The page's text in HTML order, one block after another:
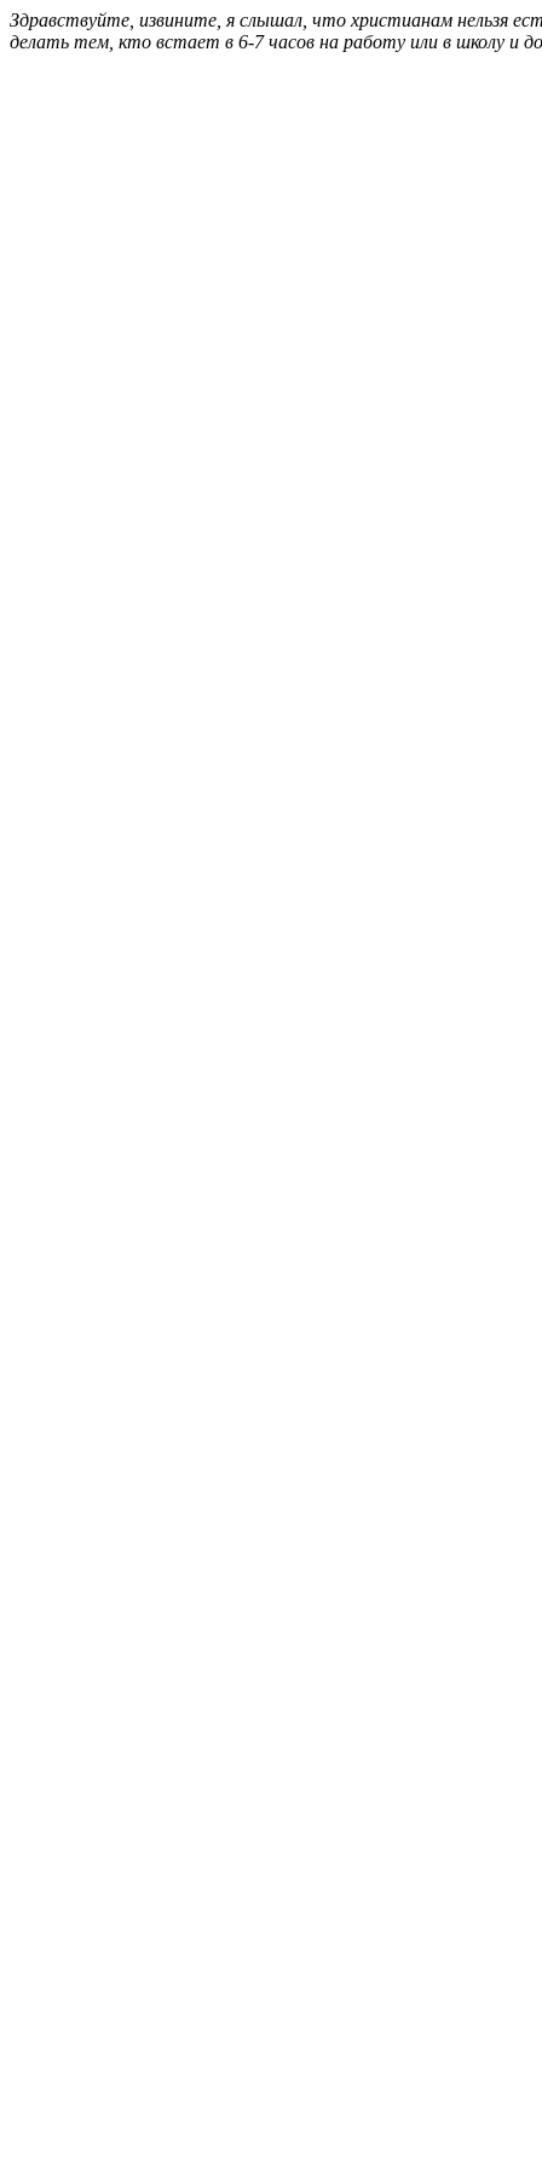
Здравствуйте, извините, я слышал, что христианам нельзя
делать тем, кто встает в 6-7 часов на работу или в школу и